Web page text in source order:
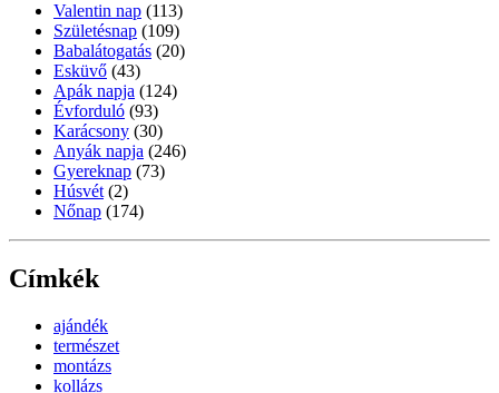
Valentin nap (113)
Születésnap (109)
Babalátogatás (20)
Esküvő (43)
Apák napja (124)
Évforduló (93)
Karácsony (30)
Anyák napja (246)
Gyereknap (73)
Húsvét (2)
Nőnap (174)
Címkék
ajándék
természet
montázs
kollázs